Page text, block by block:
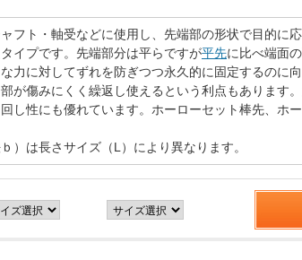
フト・軸受などに使用し、先端部の形状で目的に
イプです。先端部分は平らですが平先に比べ端面
力に対してずれを防ぎつつ永久的に固定するのに
が傷みにくく繰返し使えるという利点もあります
し性にも優れています。ホーローセット棒先、ホ
は長さサイズ（L）により異なります。